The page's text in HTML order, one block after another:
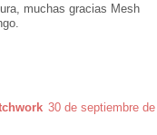
muchas gracias Mesh
30 de septiembre